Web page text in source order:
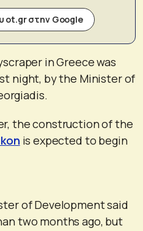
ot.gr στην Google
in Greece was
night, by the Minister of
the construction of the
is expected to begin
of Development said
two months ago, but